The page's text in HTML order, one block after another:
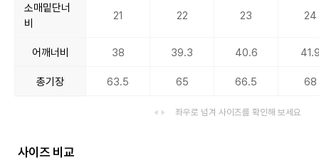
소매밑단너
비
21 22 23 24
어깨너비 38 39.3 40.6
총기장 63.5 65 66.5 68
좌우로 넘겨 사이즈를 확인해 보세요
사이즈 비교